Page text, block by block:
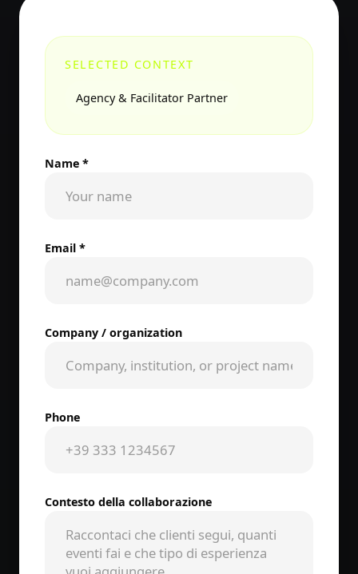
SELECTED CONTEXT
Agency & Facilitator Partner
Name *
Email *
Company / organization
Phone
Contesto della collaborazione